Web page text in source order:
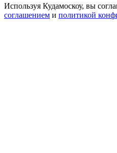
Используя Кудамоскоу, вы
соглашением и политикой